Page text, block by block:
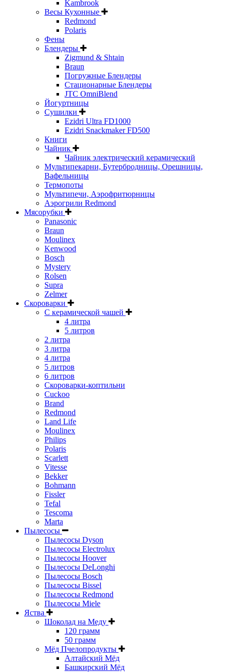
Kambrook
Весы Кухонные
Redmond
Polaris
Фены
Блендеры
Zigmund & Shtain
Braun
Погружные Блендеры
Стационарные Блендеры
JTC OmniBlend
Йогуртницы
Сушилки
Ezidri Ultra FD1000
Ezidri Snackmaker FD500
Книги
Чайник
Чайник электрический керамический
Мультипекарни, Бутербродницы, Орешницы,
Вафельницы
Термопоты
Мультипечи, Аэрофритюрницы
Аэрогрили Redmond
Мясорубки
Panasonic
Braun
Moulinex
Kenwood
Bosch
Mystery
Rolsen
Supra
Zelmer
Скороварки
С керамической чашей
4 литра
5 литров
2 литра
3 литра
4 литра
5 литров
6 литров
Скороварки-коптильни
Cuckoo
Brand
Redmond
Land Life
Moulinex
Philips
Polaris
Scarlett
Vitesse
Bekker
Bohmann
Fissler
Tefal
Tescoma
Marta
Пылесосы
Пылесосы Dyson
Пылесосы Electrolux
Пылесосы Hoover
Пылесосы DeLonghi
Пылесосы Bosch
Пылесосы Bissel
Пылесосы Redmond
Пылесосы Miele
Яства
Шоколад на Меду
120 грамм
50 грамм
Мёд Пчелопродукты
Алтайский Мёд
Башкирский Мёд